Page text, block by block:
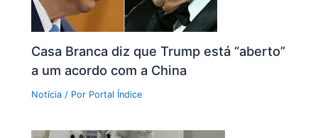
Casa Branca diz que Trump está “aberto”
a um acordo com a China
Notícia / Por Portal Índice